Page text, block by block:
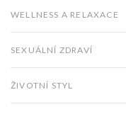
WELLNESS A RELAXACE
SEXUÁLNÍ ZDRAVÍ
ŽIVOTNÍ STYL